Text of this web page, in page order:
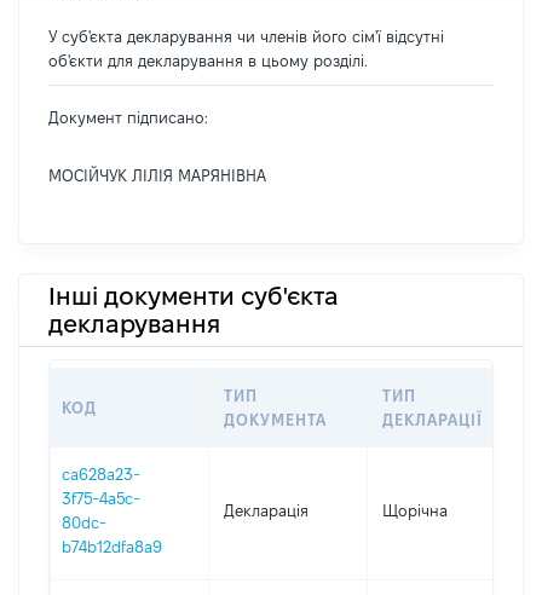
У суб'єкта декларування чи членів його сім'ї відсутні
об'єкти для декларування в цьому розділі.
Документ підписано:
МОСІЙЧУК ЛІЛІЯ МАРЯНІВНА
Інші документи суб'єкта
декларування
КОД
ТИП
ДОКУМЕНТА
ТИП
ДЕКЛАРАЦІЇ
ca628a23-
3f75-4a5c-
80dc-
b74b12dfa8a9
Декларація Щорічна